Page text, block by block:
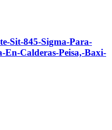
Sit-845-Sigma-Para-
En-Calderas-Peisa,-Baxi-